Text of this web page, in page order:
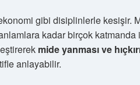
gibi disiplinlerle kesişir.
kadar birçok
mide yanması ve
anlayabilir.